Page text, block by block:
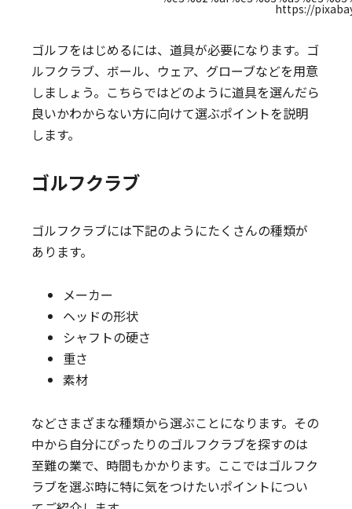
https://
ゴルフをはじめるには、道具が必要になります。ゴ
ルフクラブ、ボール、ウェア、グローブなどを用意
しましょう。こちらではどのように道具を選んだら
良いかわからない方に向けて選ぶポイントを説明
します。
ゴルフクラブ
ゴルフクラブには下記のようにたくさんの種類が
あります。
メーカー
ヘッドの形状
シャフトの硬さ
重さ
素材
などさまざまな種類から選ぶことになります。その
中から自分にぴったりのゴルフクラブを探すのは
至難の業で、時間もかかります。ここではゴルフク
ラブを選ぶ時に特に気をつけたいポイントについ